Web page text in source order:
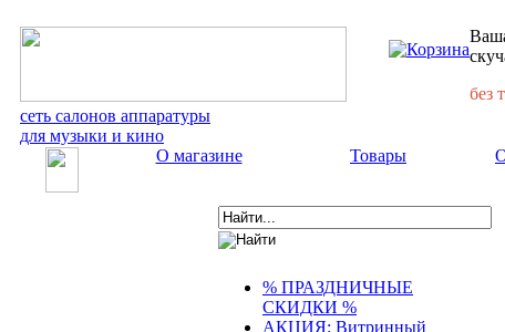
сеть салонов аппаратуры
для музыки и кино
без
О магазине Товары
% ПРАЗДНИЧНЫЕ
СКИДКИ %
АКЦИЯ: Витринный